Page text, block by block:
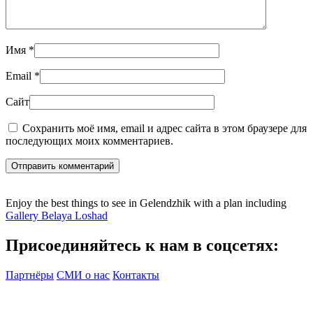
Имя *
Email *
Сайт
Сохранить моё имя, email и адрес сайта в этом браузере для
последующих моих комментариев.
Отправить комментарий
Enjoy the best things to see in Gelendzhik with a plan including
Gallery Belaya Loshad
Присоединяйтесь к нам в соцсетях:
Партнёры СМИ о нас Контакты